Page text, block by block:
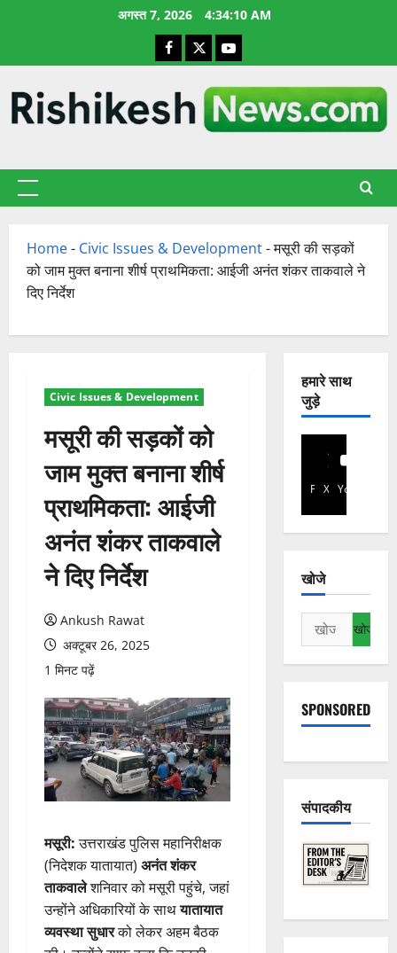
अगस्त 7, 2026 4:34:11 AM
Facebook
X YouTube
प्राथमिक
Home- Civic Issues & Development-मसूरी की सड़कों
को जाम मुक्त बनाना शीर्ष प्राथमिकता: आईजी अनंत शंकर ताकवाले ने
दिए निर्देश
Civic Issues & Development
मसूरी की सड़कों को
जाम मुक्त बनाना शीर्ष
प्राथमिकता: आईजी
अनंत शंकर ताकवाले
ने दिए निर्देश
Ankush Rawat
अक्टूबर 26, 2025
1 मिनट पढ़ें
मसूरी:उत्तराखंड पुलिस महानिरीक्षक
(निदेशक यातायात) अनंत शंकर
ताकवालेशनिवार को मसूरी पहुंचे, जहां
उन्होंने अधिकारियों के साथयातायात
व्यवस्था सुधारको लेकर अहम बैठक
हमारे साथ
जुड़े
Facebook
X YouTube
खोजे
निम्न
को
खोजें:
SPONSORED
संपादकीय